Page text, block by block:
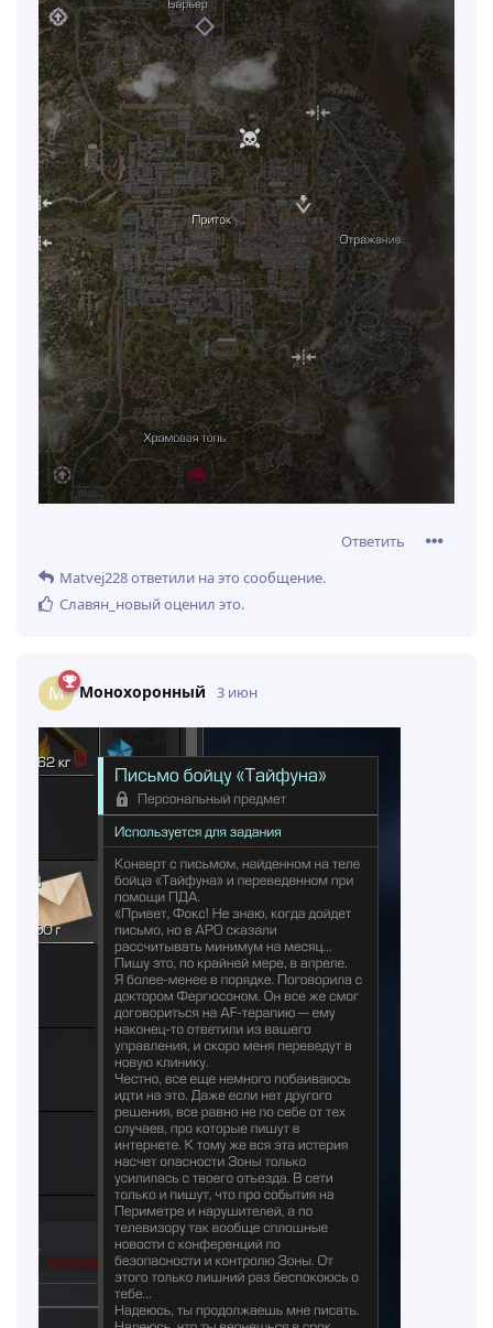
Ответить
Matvej228ответили на это сообщение.
Славян_новыйоценил это.
М Монохоронный 3 июн